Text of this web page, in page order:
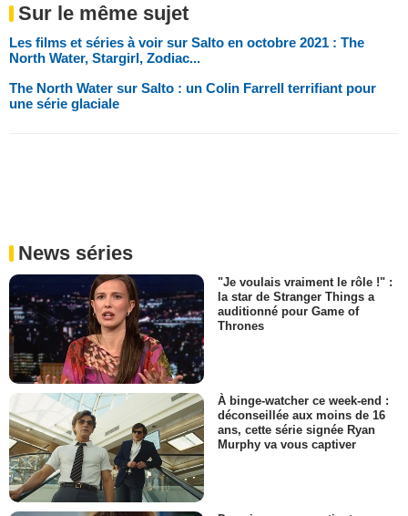
Sur le même sujet
Les films et séries à voir sur Salto en octobre 2021 : The
North Water, Stargirl, Zodiac...
The North Water sur Salto : un Colin Farrell terrifiant pour
une série glaciale
News séries
"Je voulais vraiment le rôle !" :
la star de Stranger Things a
auditionné pour Game of
Thrones
À binge-watcher ce week-end :
déconseillée aux moins de 16
ans, cette série signée Ryan
Murphy va vous captiver